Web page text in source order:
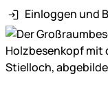
Einloggen und
Produktgalerie